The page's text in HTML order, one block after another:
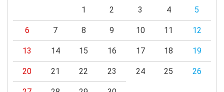
1 2 3 4 5
6 7 8 9 10 11 12
13 14 15 16 17 18 19
20 21 22 23 24 25 26